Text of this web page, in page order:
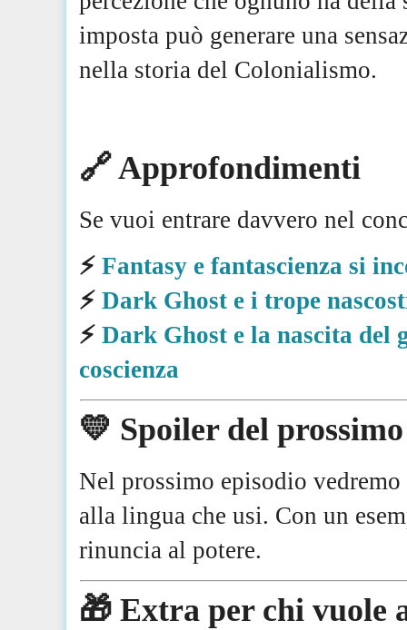
imposta può generare una
nella storia del Colonialismo.
🔗 Approfondimenti
Se vuoi entrare davvero nel
⚡️Fantasy e fantascienza si
⚡️Dark Ghost e i trope
⚡️Dark Ghost e la nascita del
coscienza
💛 Spoiler del
Nel prossimo episodio vedremo
alla lingua che usi. Con un
rinuncia al potere.
🎁 Extra per chi vuole